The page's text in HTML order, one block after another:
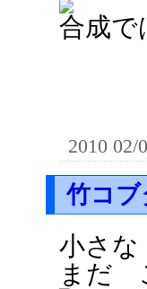
合成で
2010 02/
竹コブ
小さ
まだ